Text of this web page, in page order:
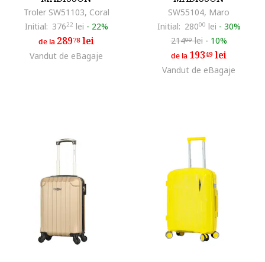
Troler SW51103, Coral
Initial: 37622 lei - 22%
de la 28978 lei
Vandut de eBagaje
SW55104, Maro
Initial: 28000 lei - 30%
21499lei - 10%
de la 19349lei
Vandut de eBagaje